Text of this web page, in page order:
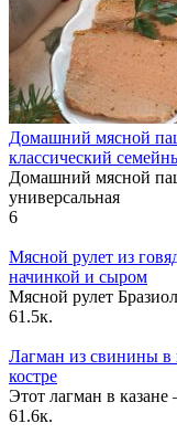
Домашний мясной
классический
Домашний мясной
универсальная
6
Мясной рулет из
начинкой и сыром
Мясной рулет
61.5к.
Лагман из свинины
костре
Этот лагман в
61.6к.